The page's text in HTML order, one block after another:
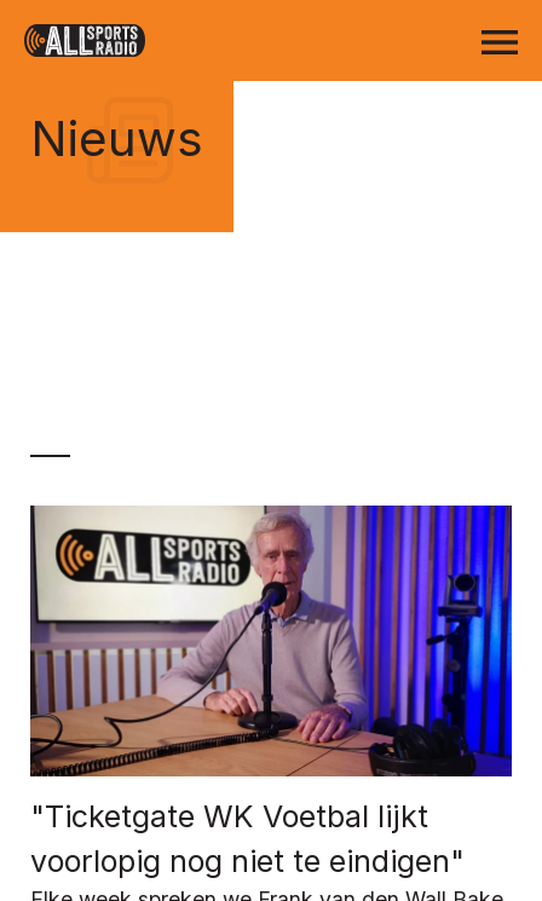
Nieuws
"Ticketgate WK Voetbal lijkt
voorlopig nog niet te eindigen"